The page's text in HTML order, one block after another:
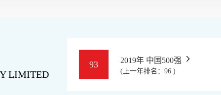
LIMITED
93 2019年 中国500强
(上一年排名：96 )